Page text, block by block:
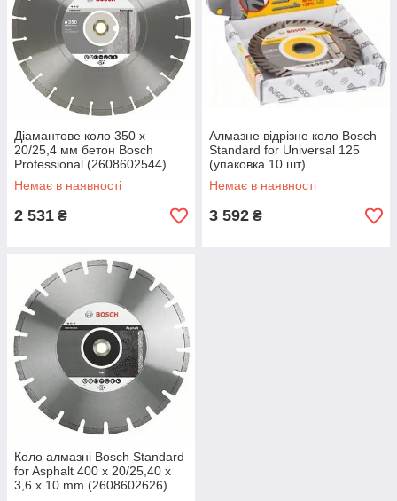
Діамантове коло 350 х
20/25,4 мм бетон Bosch
Professional (2608602544)
Немає в наявності
2 531 ₴
Алмазне відрізне коло Bosch
Standard for Universal 125
(упаковка 10 шт)
(2608615060)
Немає в наявності
3 592 ₴
Коло алмазні Bosch Standard
for Asphalt 400 x 20/25,40 x
3,6 x 10 mm (2608602626)